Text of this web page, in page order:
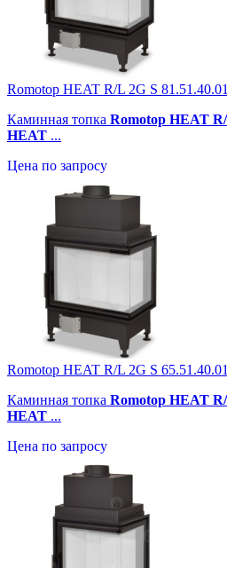
Romotop HEAT R/L 2G S 81.51.40.01
Каминная топка Romotop HEAT R/
HEAT ...
Цена по запросу
Romotop HEAT R/L 2G S 65.51.40.01
Каминная топка Romotop HEAT R/
HEAT ...
Цена по запросу